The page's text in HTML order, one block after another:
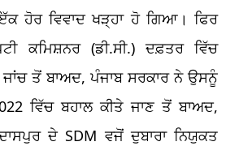
ਹੋਰ ਵਿਵਾਦ ਖੜ੍ਹਾ ਹੋ ਗਿਆ। ਫਿਰ
ਕਮਿਸ਼ਨਰ (ਡੀ.ਸੀ.) ਦਫ਼ਤਰ ਵਿੱਚ
ਤੋਂ ਬਾਅਦ, ਪੰਜਾਬ ਸਰਕਾਰ ਨੇ ਉਸਨੂੰ
ਵਿੱਚ ਬਹਾਲ ਕੀਤੇ ਜਾਣ ਤੋਂ ਬਾਅਦ,
ਦੇ SDM ਵਜੋਂ ਦੁਬਾਰਾ ਨਿਯੁਕਤ